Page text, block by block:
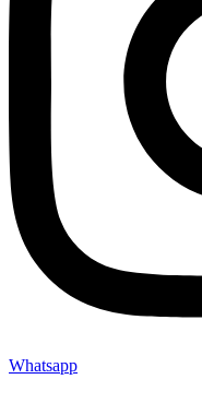
Whatsapp